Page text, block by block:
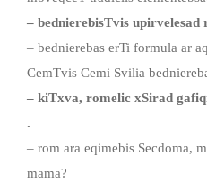
– bednierebisTvis
– bednierebas erTi formula ar
CemTvis Cemi Svilia
– kiTxva, romelic xSirad
.
– rom ara eqimebis Secdoma,
mama?